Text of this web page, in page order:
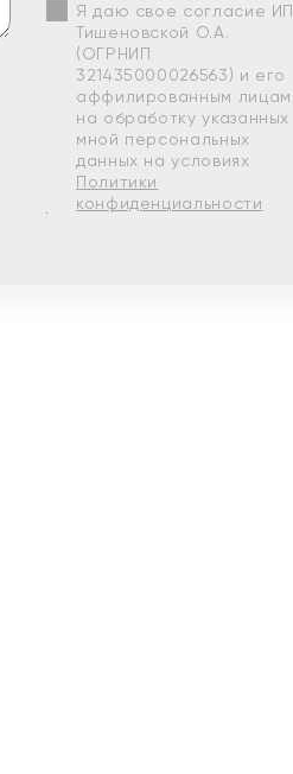
Я даю свое согласие ИП
Тишеновской О.А.
(ОГРНИП
321435000026563) и его
аффилированным лицам
на обработку указанных
мной персональных
данных на условиях
Политики
конфиденциальности